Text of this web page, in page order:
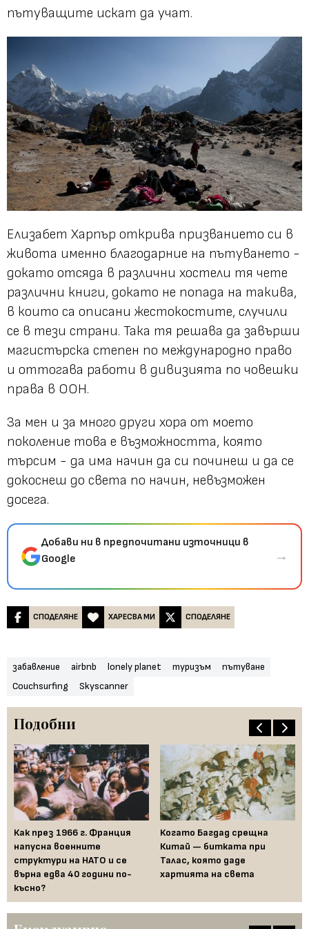
пътуващите искат да учат.
Елизабет Харпър открива призванието си в
живота именно благодарние на пътуването -
докато отсяда в различни хостели тя чете
различни книги, докато не попада на такива,
в които са описани жестокостите, случили
се в тези страни. Така тя решава да завърши
магистърска степен по международно право
и оттогава работи в дивизията по човешки
права в ООН.
За мен и за много други хора от моето
поколение това е възможността, която
търсим - да има начин да си починеш и да се
докоснеш до света по начин, невъзможен
досега.
Добави ни в предпочитани източници в
Google
→
СПОДЕЛЯНЕ ХАРЕСВА МИ СПОДЕЛЯНЕ
забавление airbnb lonely planet туризъм
пътуване
Couchsurfing
Skyscanner
Подобни
Как през 1966 г. Франция
напусна военните
структури на НАТО и се
върна едва 40 години по-
късно?
Когато Багдад срещна
Китай — битката при
Талас, която даде
хартията на света